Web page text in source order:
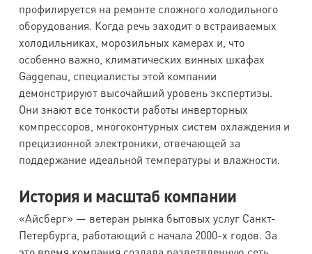
профилируется на ремонте сложного холодильного
оборудования. Когда речь заходит о встраиваемых
холодильниках, морозильных камерах и, что
особенно важно, климатических винных шкафах
Gaggenau, специалисты этой компании
демонстрируют высочайший уровень экспертизы.
Они знают все тонкости работы инверторных
компрессоров, многоконтурных систем охлаждения и
прецизионной электроники, отвечающей за
поддержание идеальной температуры и влажности.
История и масштаб компании
«Айсберг» — ветеран рынка бытовых услуг Санкт-
Петербурга, работающий с начала 2000-х годов. За